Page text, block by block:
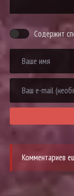
Содержит
Комментариев